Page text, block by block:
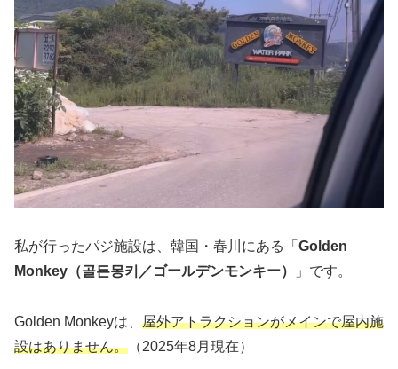
私が行ったパジ施設は、韓国・春川にある「 Golden
Monkey（골든몽키／ゴールデンモンキー）
」です。
Golden Monkeyは、 屋外アトラクションがメインで屋内施
設はありません。 （2025年8月現在）